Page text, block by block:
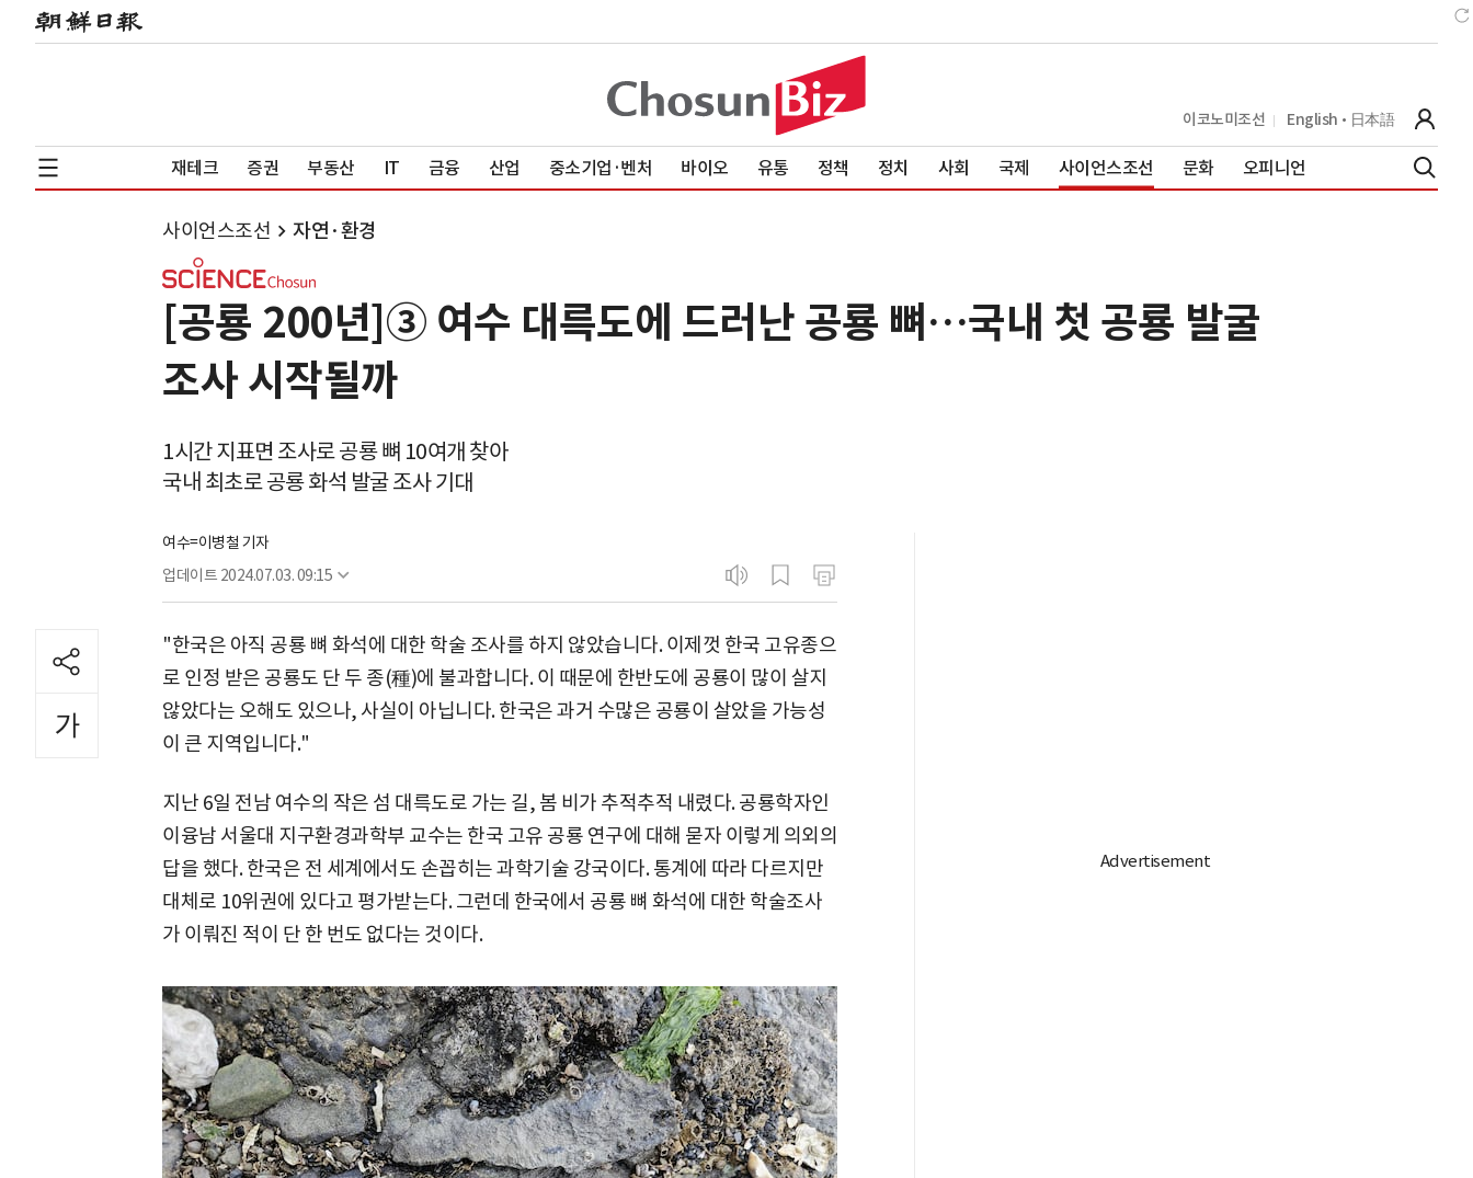
이코노미조선 English 日本語
재테크 증권 부동산 IT 금융 산업 중소기업·벤처 바이오 유통 정책 정치 사회 국제 사이언스조선 문화 오피니언
사이언스조선 자연·환경
[공룡 200년]③ 여수 대륵도에 드러난 공룡 뼈…국내 첫 공룡 발굴
조사 시작될까
1시간 지표면 조사로 공룡 뼈 10여개 찾아
국내 최초로 공룡 화석 발굴 조사 기대
여수=이병철 기자
업데이트 2024.07.03. 09:15
"한국은 아직 공룡 뼈 화석에 대한 학술 조사를 하지 않았습니다. 이제껏 한국 고유종으
로 인정 받은 공룡도 단 두 종(種)에 불과합니다. 이 때문에 한반도에 공룡이 많이 살지
않았다는 오해도 있으나, 사실이 아닙니다. 한국은 과거 수많은 공룡이 살았을 가능성
이 큰 지역입니다."
지난 6일 전남 여수의 작은 섬 대륵도로 가는 길, 봄 비가 추적추적 내렸다. 공룡학자인
이융남 서울대 지구환경과학부 교수는 한국 고유 공룡 연구에 대해 묻자 이렇게 의외의
답을 했다. 한국은 전 세계에서도 손꼽히는 과학기술 강국이다. 통계에 따라 다르지만
대체로 10위권에 있다고 평가받는다. 그런데 한국에서 공룡 뼈 화석에 대한 학술조사
가 이뤄진 적이 단 한 번도 없다는 것이다.